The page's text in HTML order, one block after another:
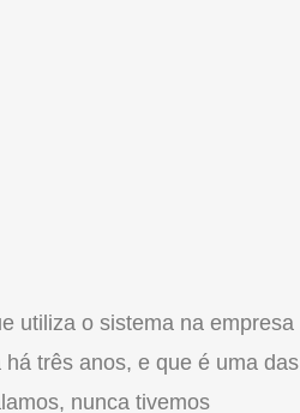
utiliza o sistema na empresa
três anos, e que é uma das
nunca tivemos